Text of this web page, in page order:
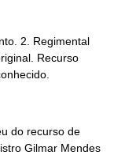
2. Regimental
do recurso de
Gilmar Mendes